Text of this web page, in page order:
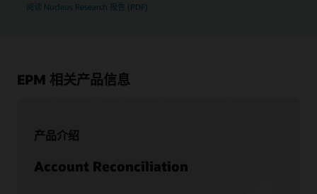
包括针对性解决方案、快速入门指南和进阶使用场景内容。
与同行交流
Oracle Training and Certification 提供免费培训和认证，您可
页面
什么是 EPM？
阅读 Nucleus Research 报告 (PDF)
EPM 相关产品信息
产品介绍
Account Reconciliation